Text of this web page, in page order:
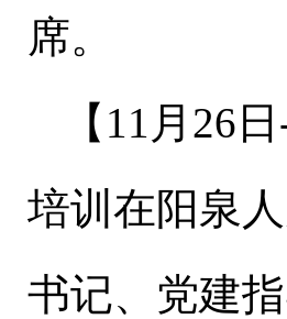
席。
【 11 月 26 日
培训在阳泉
书记、党建